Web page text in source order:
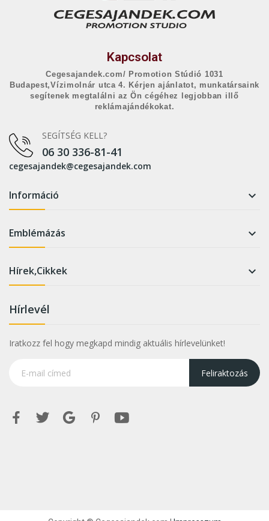
Kapcsolat
Cegesajandek.com/ Promotion Stúdió 1031
Budapest,Vízimolnár utca 4. Kérjen ajánlatot, munkatársaink
segítenek megtalálni az Ön cégéhez legjobban illő
reklámajándékokat.
SEGÍTSÉG KELL?
06 30 336-81-41
cegesajandek@cegesajandek.com
Információ 
Emblémázás 
Hírek,Cikkek 
Hírlevél
Iratkozz fel hogy megkapd mindig aktuális hírlevelünket!
Feliraktozás